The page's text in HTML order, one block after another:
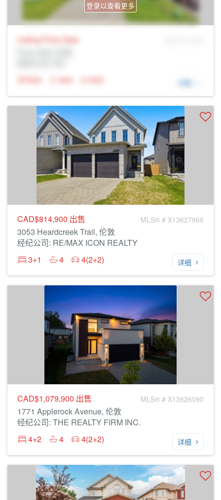
登录以查看更多
Listing Price Sale
N/A
N/A N/A 详细
CAD$814,900 出售 MLS® # X13627966
3053 Heardcreek Trail, 伦敦
经纪公司: RE/MAX ICON REALTY
3+1
4 4(2+2) 详细
CAD$1,079,900 出售 MLS® # X13626090
1771 Applerock Avenue, 伦敦
经纪公司: THE REALTY FIRM INC.
4+2
4 4(2+2) 详细